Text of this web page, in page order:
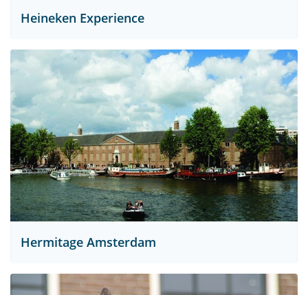
Heineken Experience
Hermitage Amsterdam